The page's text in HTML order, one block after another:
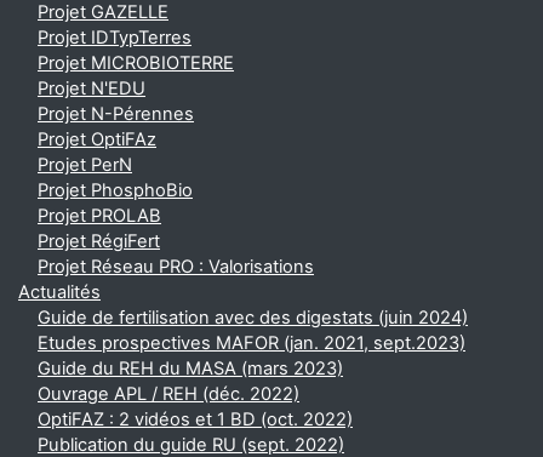
Projet GAZELLE
Projet IDTypTerres
Projet MICROBIOTERRE
Projet N'EDU
Projet N-Pérennes
Projet OptiFAz
Projet PerN
Projet PhosphoBio
Projet PROLAB
Projet RégiFert
Projet Réseau PRO : Valorisations
Actualités
Guide de fertilisation avec des digestats (juin 2024)
Etudes prospectives MAFOR (jan. 2021, sept.2023)
Guide du REH du MASA (mars 2023)
Ouvrage APL / REH (déc. 2022)
OptiFAZ : 2 vidéos et 1 BD (oct. 2022)
Publication du guide RU (sept. 2022)